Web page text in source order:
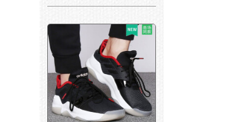
ハロージー13戦靴白绿42